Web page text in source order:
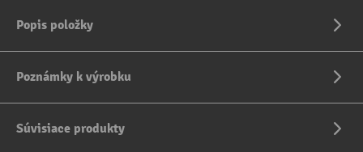
Popis položky
Poznámky k výrobku
Súvisiace produkty